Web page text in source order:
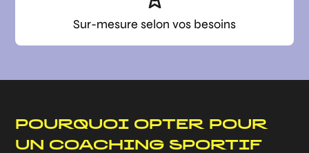
Sur-mesure selon vos besoins
POURQUOI OPTER POUR
UN COACHING SPORTIF